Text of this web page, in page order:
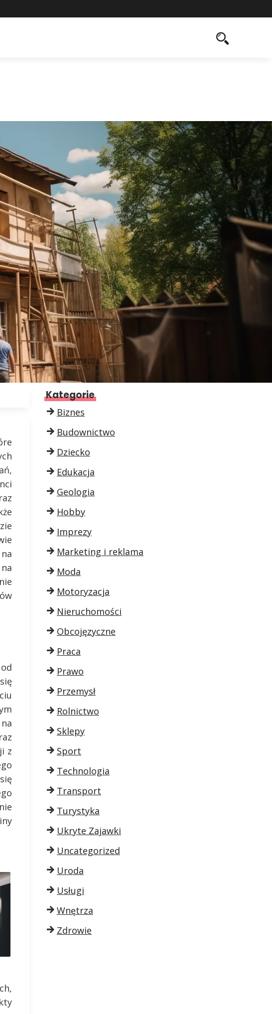
z
Kategorie
Biznes
Budownictwo
Dziecko
Edukacja
Geologia
Hobby
Imprezy
Marketing i reklama
Moda
Motoryzacja
Nieruchomości
Obcojęzyczne
Praca
Prawo
Przemysł
Rolnictwo
Sklepy
Sport
Technologia
Transport
Turystyka
Ukryte Zajawki
Uncategorized
Uroda
Usługi
Wnętrza
Zdrowie